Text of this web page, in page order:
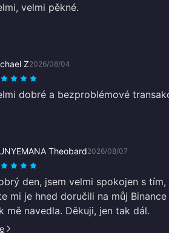
velmi pěkné.
Z2026/08/04
dobré a bezproblémové
Theobard2026/08/07
den, jsem velmi spokojen s
mi je hned doručili na můj
mě navedla. Děkuji, jen tak dál.